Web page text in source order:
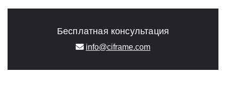
Бесплатная консультация
info@ciframe.com